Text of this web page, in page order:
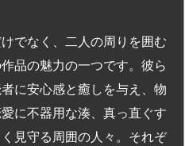
でなく、二人の周りを囲む
品の魅力の一つです。彼ら
に安心感と癒しを与え、物
に不器用な湊、真っ直ぐす
見守る周囲の人々。それぞ